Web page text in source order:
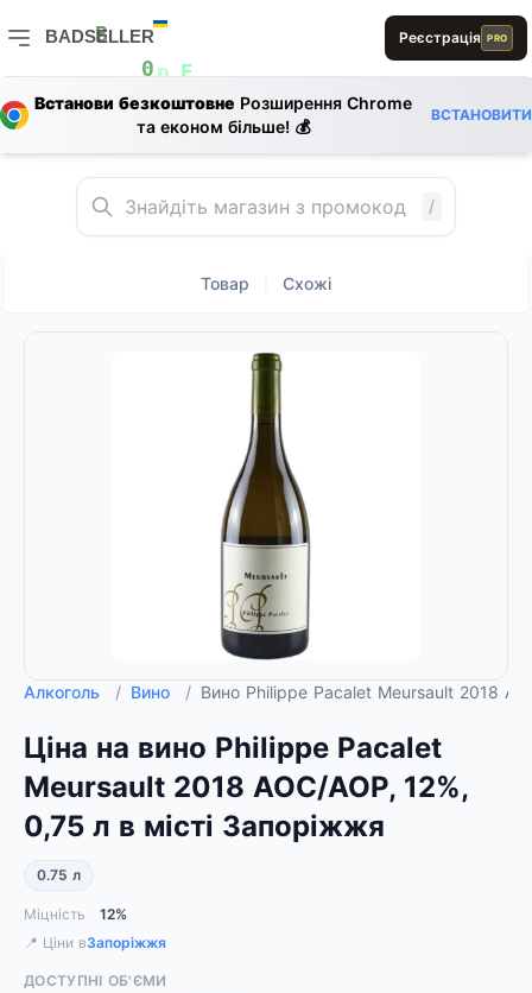
0
B
D
L
E
0
L
S
R
BADSELLER
BADSELLER — порівняння цін і знижки
Реєстрація PRO
Встанови безкоштовне Розширення Chrome
та економ більше! 💰
ВСТАНОВИТИ
/
Товар Схожі
Алкоголь / Вино / Вино Philippe Pacalet Meursault 2018
Ціна на вино Philippe Pacalet
Meursault 2018 AOC/AOP, 12%,
0,75 л в місті Запоріжжя
0.75 л
Міцність
12%
📍 Ціни вЗапоріжжя
ДОСТУПНІ ОБ'ЄМИ